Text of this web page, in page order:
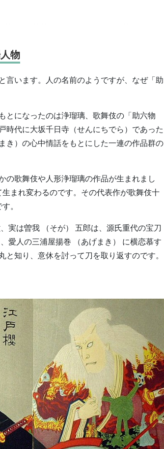
物
言います。人の名前のようですが、なぜ「助
とになったのは浄瑠璃、歌舞伎の「助六物
時代に大坂千日寺（せんにちでら）であった
き）の心中情話をもとにした一連の作品群の
の歌舞伎や人形浄瑠璃の作品が生まれまし
まれ変わるのです。その代表作が歌舞伎十
。
実は曽我 （そが） 五郎は、源氏重代の宝刀
愛人の三浦屋揚巻 （あげまき） に横恋慕す
知り、意休を討って刀を取り返すのです。